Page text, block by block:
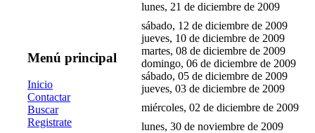
Menú principal
Inicio
Contactar
Buscar
Registrate
lunes, 21 de diciembre de 2009
sábado, 12 de diciembre de 2009
jueves, 10 de diciembre de 2009
martes, 08 de diciembre de 2009
domingo, 06 de diciembre de 2009
sábado, 05 de diciembre de 2009
jueves, 03 de diciembre de 2009
miércoles, 02 de diciembre de 2009
lunes, 30 de noviembre de 2009